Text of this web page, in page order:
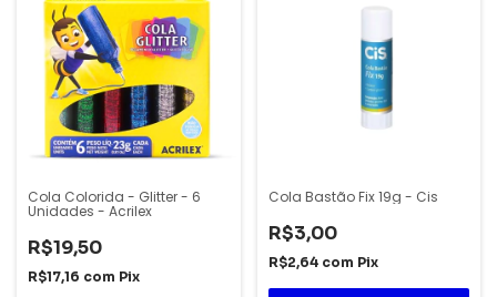
Cola Colorida - Glitter - 6
Unidades - Acrilex
R$19,50
R$17,16 com Pix
Cola Bastão Fix 19g - Cis
R$3,00
R$2,64 com Pix